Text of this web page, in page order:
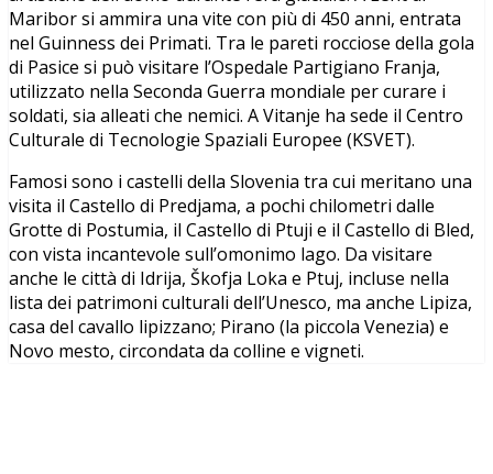
Maribor si ammira una vite con più di 450 anni, entrata
nel Guinness dei Primati. Tra le pareti rocciose della gola
di Pasice si può visitare l’Ospedale Partigiano Franja,
utilizzato nella Seconda Guerra mondiale per curare i
soldati, sia alleati che nemici. A Vitanje ha sede il Centro
Culturale di Tecnologie Spaziali Europee (KSVET).
Famosi sono i castelli della Slovenia tra cui meritano una
visita il Castello di Predjama, a pochi chilometri dalle
Grotte di Postumia, il Castello di Ptuji e il Castello di Bled,
con vista incantevole sull’omonimo lago. Da visitare
anche le città di Idrija, Škofja Loka e Ptuj, incluse nella
lista dei patrimoni culturali dell’Unesco, ma anche Lipiza,
casa del cavallo lipizzano; Pirano (la piccola Venezia) e
Novo mesto, circondata da colline e vigneti.